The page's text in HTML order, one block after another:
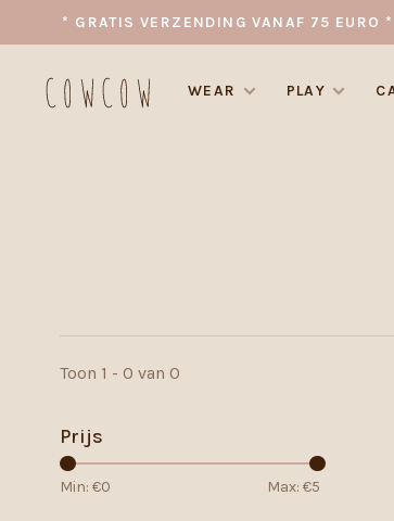
* GRATIS VERZENDING VANAF 75 EURO
WEAR PLAY
Toon 1 - 0 van 0
Prijs
Min: €0 Max: €5